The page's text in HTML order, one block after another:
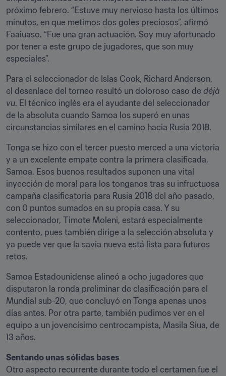
próximo febrero. “Estuve muy nervioso hasta los últimos
minutos, en que metimos dos goles preciosos”, afirmó
Faaiuaso. “Fue una gran actuación. Soy muy afortunado
por tener a este grupo de jugadores, que son muy
especiales”.
Para el seleccionador de Islas Cook, Richard Anderson,
el desenlace del torneo resultó un doloroso caso de déjà
vu. El técnico inglés era el ayudante del seleccionador
de la absoluta cuando Samoa los superó en unas
circunstancias similares en el camino hacia Rusia 2018.
Tonga se hizo con el tercer puesto merced a una victoria
y a un excelente empate contra la primera clasificada,
Samoa. Esos buenos resultados suponen una vital
inyección de moral para los tonganos tras su infructuosa
campaña clasificatoria para Rusia 2018 del año pasado,
con 0 puntos sumados en su propia casa. Y su
seleccionador, Timote Moleni, estará especialmente
contento, pues también dirige a la selección absoluta y
ya puede ver que la savia nueva está lista para futuros
retos.
Samoa Estadounidense alineó a ocho jugadores que
disputaron la ronda preliminar de clasificación para el
Mundial sub-20, que concluyó en Tonga apenas unos
días antes. Por otra parte, también pudimos ver en el
equipo a un jovencísimo centrocampista, Masila Siua, de
13 años.
Sentando unas sólidas bases
Otro aspecto recurrente durante todo el certamen fue el